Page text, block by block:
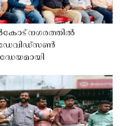
നഗരത്തിൽ
ഡേവിഡ്‌സൺ